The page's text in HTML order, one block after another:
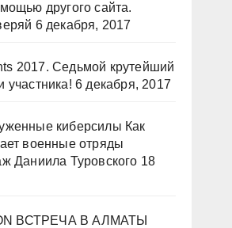
другого сайта.
6 декабря, 2017
2017. Седьмой крутейший
участника! 6 декабря, 2017
киберсилы Как
военные отряды
Даниила Туровского 18
ВСТРЕЧА В АЛМАТЫ